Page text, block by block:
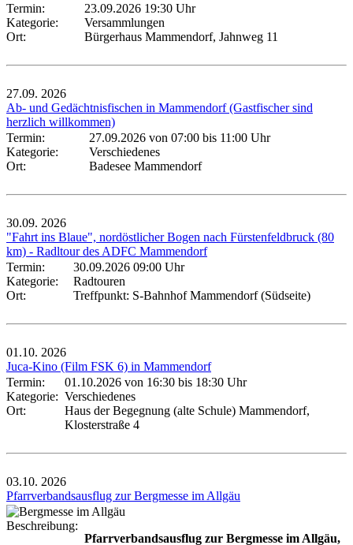
Termin:
23.09.2026 19:30 Uhr
Kategorie:
Versammlungen
Ort:
Bürgerhaus Mammendorf, Jahnweg 11
27.09. 2026
Ab- und Gedächtnisfischen in Mammendorf (Gastfischer sind
herzlich willkommen)
Termin:
27.09.2026 von 07:00 bis 11:00 Uhr
Kategorie:
Verschiedenes
Ort:
Badesee Mammendorf
30.09. 2026
"Fahrt ins Blaue", nordöstlicher Bogen nach Fürstenfeldbruck (80
km) - Radltour des ADFC Mammendorf
Termin:
30.09.2026 09:00 Uhr
Kategorie:
Radtouren
Ort:
Treffpunkt: S-Bahnhof Mammendorf (Südseite)
01.10. 2026
Juca-Kino (Film FSK 6) in Mammendorf
Termin:
01.10.2026 von 16:30 bis 18:30 Uhr
Kategorie: Verschiedenes
Ort:
Haus der Begegnung (alte Schule) Mammendorf,
Klosterstraße 4
03.10. 2026
Pfarrverbandsausflug zur Bergmesse im Allgäu
Beschreibung:
Pfarrverbandsausflug zur Bergmesse im Allgäu,